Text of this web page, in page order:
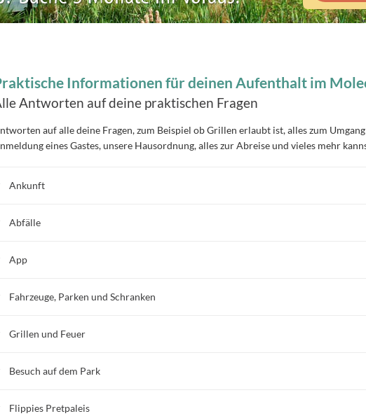
Informationen für deinen Aufenthalt im
Antworten auf deine praktischen Fragen
auf alle deine Fragen, zum Beispiel ob Grillen erlaubt ist, alles zum
eines Gastes, unsere Hausordnung, alles zur Abreise und vieles mehr
Ankunft
Abfälle
App
Fahrzeuge, Parken und Schranken
Grillen und Feuer
Besuch auf dem Park
Flippies Pretpaleis